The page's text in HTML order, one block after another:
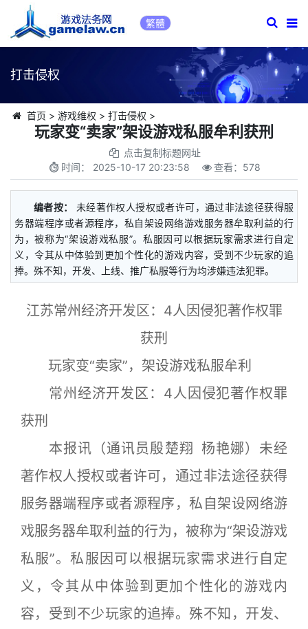
繁體
打击侵权
首页 > 游戏维权 > 打击侵权 >
玩家变“卖家”架设游戏私服牟利获刑
点击复制标题网址
时间： 2025-10-17 20:23:58 查看： 578
编者按：
未经著作权人授权或者许可，通过非法途径获得服
务器端程序或者源程序，私自架设网络游戏服务器牟取利益的行
为，被称为“架设游戏私服”。私服因可以根据玩家需求进行自定
义，令其从中体验到更加个性化的游戏内容，受到不少玩家的追
捧。殊不知，开发、上线、推广私服等行为均涉嫌违法犯罪。
江苏常州经济开发区：4人因侵犯著作权罪
获刑
玩家变“卖家”，架设游戏私服牟利
常州经济开发区：4人因侵犯著作权罪
获刑
本报讯（通讯员殷楚翔 杨艳娜）未经
著作权人授权或者许可，通过非法途径获得
服务器端程序或者源程序，私自架设网络游
戏服务器牟取利益的行为，被称为“架设游戏
私服”。私服因可以根据玩家需求进行自定
义，令其从中体验到更加个性化的游戏内
容，受到不少玩家的追捧。殊不知，开发、